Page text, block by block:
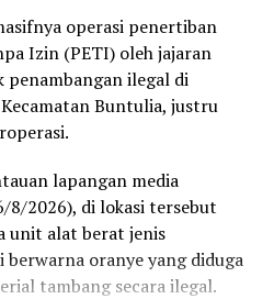
Baru, Lantas Gorontalo
operasi penertiban
Izin (PETI) oleh jajaran
ilegal di
Buntulia, justru
lapangan media
8/2026), di lokasi tersebut
unit alat berat jenis
oranye yang diduga
tambang secara ilegal.